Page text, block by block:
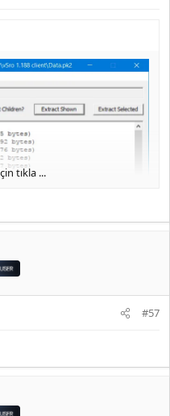
ÇIKARTICI
İNDİR:
***
ÇIKARTICI
tıkla ...
#57